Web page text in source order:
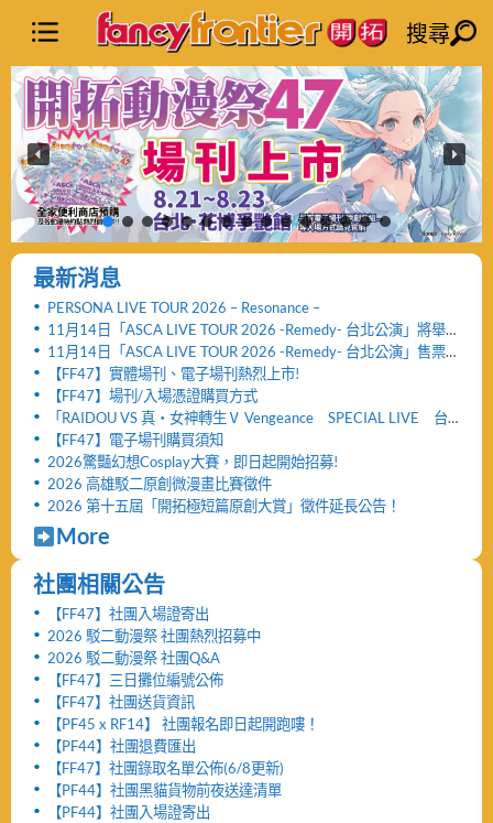
搜尋
最新消息
PERSONA LIVE TOUR 2026 – Resonance –
11月14日「ASCA LIVE TOUR 2026 -Remedy- 台北公演」將舉
辦「FF47迷你演唱會」與「致贈小禮物活動」
11月14日「ASCA LIVE TOUR 2026 -Remedy- 台北公演」售票
網頁公開及女性粉絲看台區設置公告！！
【FF47】實體場刊、電子場刊熱烈上市!
【FF47】場刊/入場憑證購買方式
「RAIDOU VS 真・女神轉生Ⅴ Vengeance SPECIAL LIVE 台
北公演」活動取消及退票服務相關公告
【FF47】電子場刊購買須知
2026驚豔幻想Cosplay大賽，即日起開始招募!
2026 高雄駁二原創微漫畫比賽徵件
2026 第十五屆「開拓極短篇原創大賞」徵件延長公告！
More
社團相關公告
【FF47】社團入場證寄出
2026 駁二動漫祭 社團熱烈招募中
2026 駁二動漫祭 社團Q&A
【FF47】三日攤位編號公佈
【FF47】社團送貨資訊
【PF45 x RF14】 社團報名即日起開跑嘍！
【PF44】社團退費匯出
【FF47】社團錄取名單公佈(6/8更新)
【PF44】社團黑貓貨物前夜送達清單
【PF44】社團入場證寄出